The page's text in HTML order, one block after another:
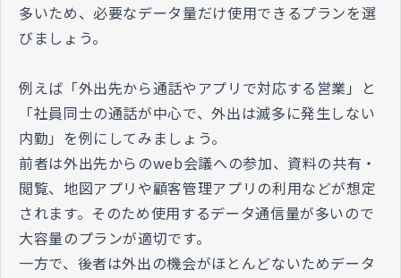
多いため、必要なデータ量だけ使用できるプランを選
びましょう。
例えば「外出先から通話やアプリで対応する営業」と
「社員同士の通話が中心で、外出は滅多に発生しない
内勤」を例にしてみましょう。
前者は外出先からのweb会議への参加、資料の共有・
閲覧、地図アプリや顧客管理アプリの利用などが想定
されます。そのため使用するデータ通信量が多いので
大容量のプランが適切です。
一方で、後者は外出の機会がほとんどないためデータ